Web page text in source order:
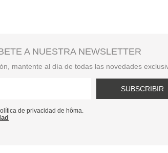
A NUESTRA NEWSLETTER
mantente al día de todas las novedades
SUBSCRIBIR
de privacidad de hôma.